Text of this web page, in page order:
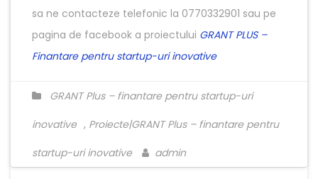
sa ne contacteze telefonic la 0770332901 sau pe
pagina de facebook a proiectului GRANT PLUS –
Finantare pentru startup-uri inovative
GRANT Plus – finantare pentru startup-uri
inovative , Proiecte|GRANT Plus – finantare pentru
startup-uri inovative
admin